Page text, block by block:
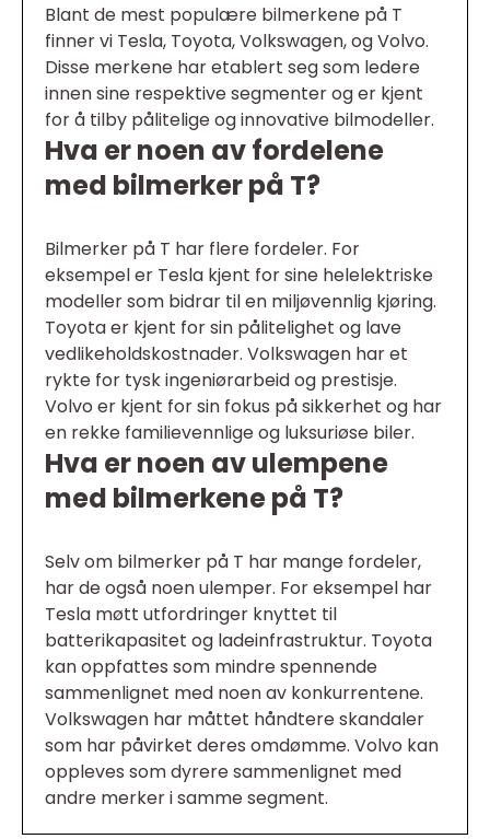
Blant de mest populære bilmerkene på T
finner vi Tesla, Toyota, Volkswagen, og Volvo.
Disse merkene har etablert seg som ledere
innen sine respektive segmenter og er kjent
for å tilby pålitelige og innovative bilmodeller.
Hva er noen av fordelene
med bilmerker på T?
Bilmerker på T har flere fordeler. For
eksempel er Tesla kjent for sine helelektriske
modeller som bidrar til en miljøvennlig kjøring.
Toyota er kjent for sin pålitelighet og lave
vedlikeholdskostnader. Volkswagen har et
rykte for tysk ingeniørarbeid og prestisje.
Volvo er kjent for sin fokus på sikkerhet og har
en rekke familievennlige og luksuriøse biler.
Hva er noen av ulempene
med bilmerkene på T?
Selv om bilmerker på T har mange fordeler,
har de også noen ulemper. For eksempel har
Tesla møtt utfordringer knyttet til
batterikapasitet og ladeinfrastruktur. Toyota
kan oppfattes som mindre spennende
sammenlignet med noen av konkurrentene.
Volkswagen har måttet håndtere skandaler
som har påvirket deres omdømme. Volvo kan
oppleves som dyrere sammenlignet med
andre merker i samme segment.